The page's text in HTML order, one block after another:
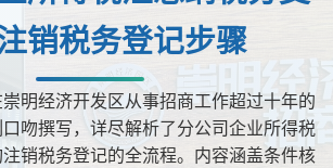
销税务登记步骤
明经济开发区从事招商工作超过十年的
吻撰写，详尽解析了分公司企业所得税
销税务登记的全流程。内容涵盖条件核